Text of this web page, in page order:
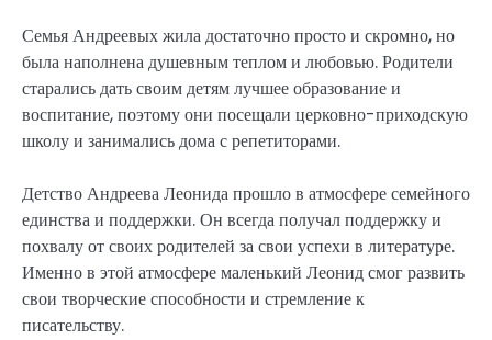
Семья Андреевых жила достаточно просто и скромно, но
была наполнена душевным теплом и любовью. Родители
старались дать своим детям лучшее образование и
воспитание, поэтому они посещали церковно-приходскую
школу и занимались дома с репетиторами.
Детство Андреева Леонида прошло в атмосфере семейного
единства и поддержки. Он всегда получал поддержку и
похвалу от своих родителей за свои успехи в литературе.
Именно в этой атмосфере маленький Леонид смог развить
свои творческие способности и стремление к
писательству.